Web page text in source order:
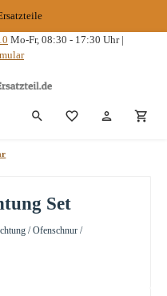
Mo-Fr, 08:30 - 17:30 Uhr |
Du hast 0
Set
/ Ofenschnur /